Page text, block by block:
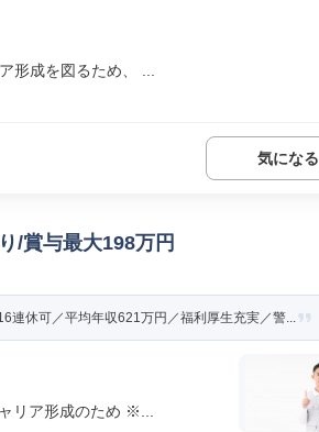
形成を図るため、 ...
気になる
/賞与最大198万円
連休可／平均年収621万円／福利厚生充実／警...
リア形成のため ※...